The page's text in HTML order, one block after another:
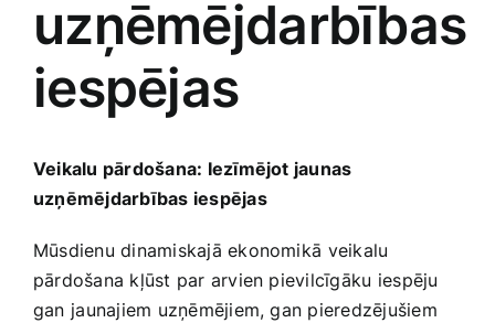
Medicīnas preces
Mobilie telefoni, planšetdatori
Preces birojam
uzņēmējdarbības
iespējas
Veikalu pārdošana: Iezīmējot jaunas
uzņēmējdarbības iespējas
Mūsdienu dinamiskajā ekonomikā ⁣veikalu
pārdošana ‌kļūst par arvien pievilcīgāku⁣ iespēju
gan⁢ jaunajiem uzņēmējiem, gan pieredzējušiem